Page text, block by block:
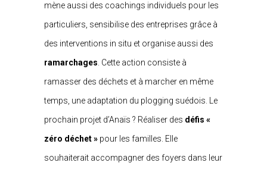
mène aussi des coachings individuels pour les
particuliers, sensibilise des entreprises grâce à
des interventions in situ et organise aussi des
ramarchages . Cette action consiste à
ramasser des déchets et à marcher en même
temps, une adaptation du plogging suédois. Le
prochain projet d’Anaïs ? Réaliser des défis «
zéro déchet » pour les familles. Elle
souhaiterait accompagner des foyers dans leur